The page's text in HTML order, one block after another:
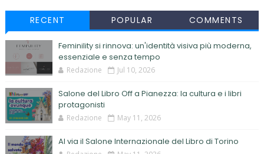
RECENT POPULAR COMMENTS
Feminility si rinnova: un'identità visiva più moderna,
essenziale e senza tempo
Redazione Jul 10, 2026
Salone del Libro Off a Pianezza: la cultura e i libri
protagonisti
Redazione May 11, 2026
Al via il Salone Internazionale del Libro di Torino